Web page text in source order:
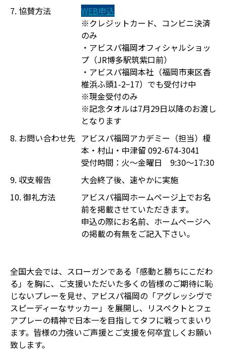
7. 協賛方法
WEB申込
※クレジットカード、コンビニ決済
のみ
・アビスパ福岡オフィシャルショッ
プ（JR博多駅筑紫口前）
・アビスパ福岡本社（福岡市東区香
椎浜ふ頭1-2−17）でも受付け中
※現金受付のみ
※記念タオルは7月29日以降のお渡し
となります
8. お問い合わせ先 アビスパ福岡アカデミー（担当）榎
本・村山・中津留 092-674-3041
受付時間：火〜金曜日 9:30〜17:30
9. 収支報告
大会終了後、速やかに実施
10. 御礼方法
アビスパ福岡ホームページ上でお名
前を掲載させていただきます。
申込の際にお名前、ホームページへ
の掲載の有無をご記入下さい。
全国大会では、スローガンである「感動と勝ちにこだわ
る」を胸に、ご支援いただいた多くの皆様のご期待に恥
じないプレーを見せ、アビスパ福岡の「アグレッシヴで
スピーディーなサッカー」を展開し、リスペクトとフェ
アプレーの精神で日本一を目指してタフに戦ってまいり
ます。皆様の力強いご声援とご支援を何卒宜しくお願い
致します。